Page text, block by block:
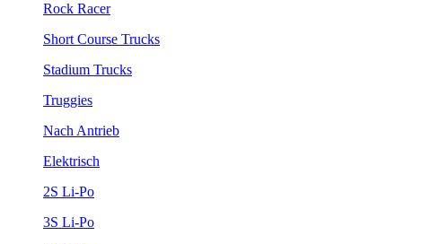
Rock Racer
Short Course Trucks
Stadium Trucks
Truggies
Nach Antrieb
Elektrisch
2S Li-Po
3S Li-Po